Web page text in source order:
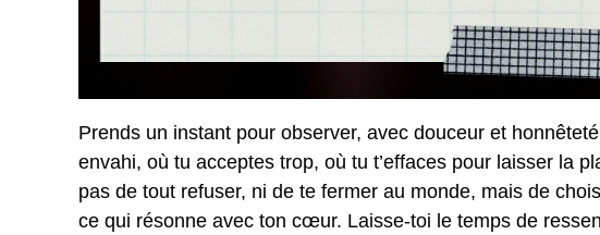
Prends un instant pour observer, avec douceur et
envahi, où tu acceptes trop, où tu t’effaces pour laisser la
pas de tout refuser, ni de te fermer au monde, mais de
ce qui résonne avec ton cœur. Laisse-toi le temps de